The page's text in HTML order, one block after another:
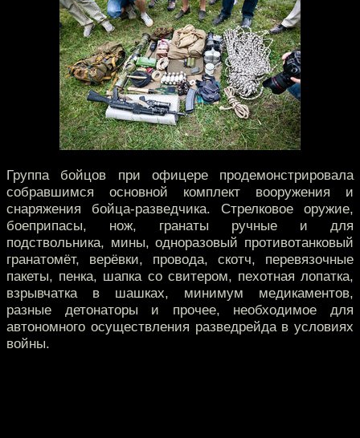
Группа бойцов при офицере продемонстрировала
собравшимся основной комплект вооружения и
снаряжения бойца-разведчика. Стрелковое оружие,
боеприпасы, нож, гранаты ручные и для
подствольника, мины, одноразовый противотанковый
гранатомёт, верёвки, провода, скотч, перевязочные
пакеты, пенка, шапка со свитером, пехотная лопатка,
взрывчатка в шашках, минимум медикаментов,
разные детонаторы и прочее, необходимое для
автономного осуществления разведрейда в условиях
войны.